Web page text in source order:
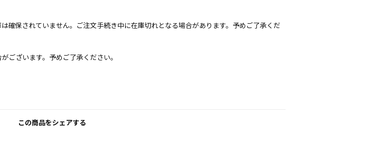
確保されていません。ご注文手続き中に在庫切れとなる場合があります。予めご了承くだ
ございます。予めご了承ください。
この商品をシェアする